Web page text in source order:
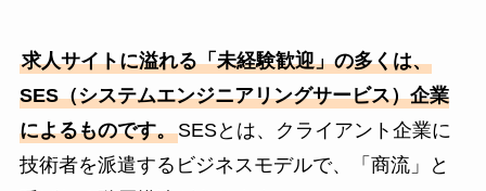
求人サイトに溢れる「未経験歓迎」の多くは、
SES（システムエンジニアリングサービス）企業
によるものです。SESとは、クライアント企業に
技術者を派遣するビジネスモデルで、「商流」と